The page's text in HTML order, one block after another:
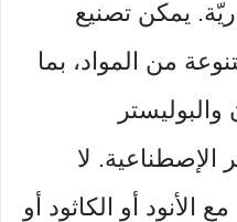
يمكن تصنيع
من المواد، بما
الإصطناعية. لا
الأنود أو الكاثود أو